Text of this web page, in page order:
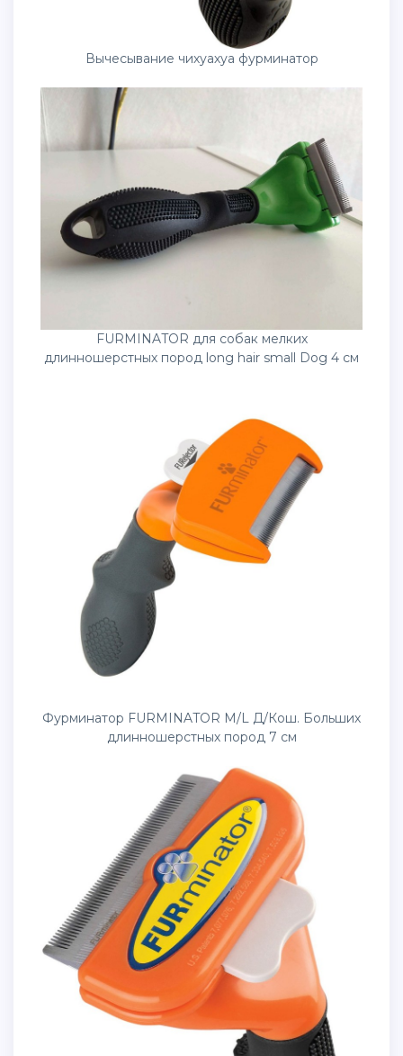
Вычесывание чихуахуа фурминатор
FURMINATOR для собак мелких
длинношерстных пород long hair small Dog 4 см
Фурминатор FURMINATOR М/L Д/Кош. Больших
длинношерстных пород 7 см